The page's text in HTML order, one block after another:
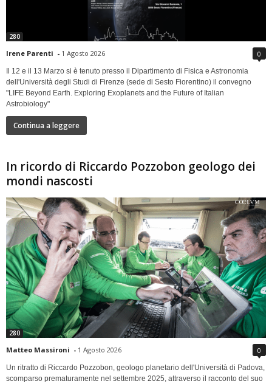
280
Irene Parenti - 1 Agosto 2026 0
Il 12 e il 13 Marzo si è tenuto presso il Dipartimento di Fisica e Astronomia
dell'Università degli Studi di Firenze (sede di Sesto Fiorentino) il convegno
"LIFE Beyond Earth. Exploring Exoplanets and the Future of Italian
Astrobiology"
Continua a leggere
In ricordo di Riccardo Pozzobon geologo dei
mondi nascosti
280
Matteo Massironi - 1 Agosto 2026 0
Un ritratto di Riccardo Pozzobon, geologo planetario dell'Università di Padova,
scomparso prematuramente nel settembre 2025, attraverso il racconto del suo